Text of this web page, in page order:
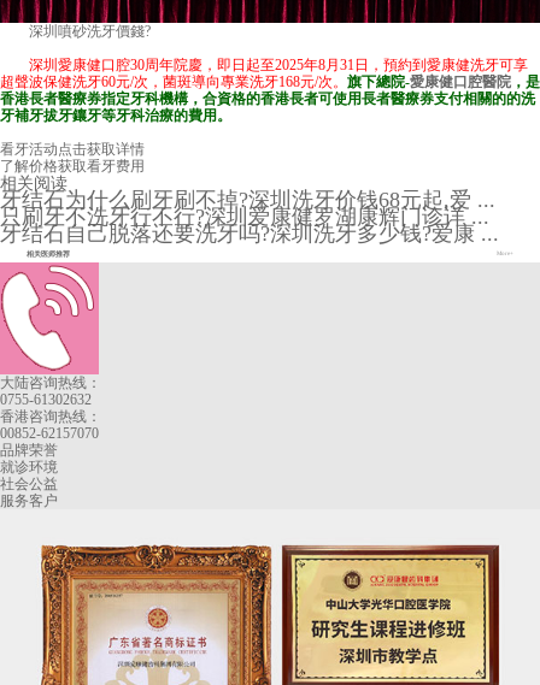
深圳噴砂洗牙價錢?
深圳愛康健口腔30周年院慶，即日起至2025年8月31日，預約到愛康健洗牙可享
超聲波保健洗牙60元/次，菌斑導向專業洗牙168元/次。 旗下總院-愛康健口腔醫院 ，是
香港長者醫療券指定牙科機構，合資格的香港長者可使用長者醫療券支付相關的的洗
牙補牙拔牙鑲牙等牙科治療的費用。
看牙活动点击获取详情
了解价格获取看牙费用
相关阅读
牙结石为什么刷牙刷不掉?深圳洗牙价钱68元起,爱 ...
只刷牙不洗牙行不行?深圳爱康健罗湖康辉门诊详 ...
牙结石自己脱落还要洗牙吗?深圳洗牙多少钱?爱康 ...
相关医师推荐 More+
大陆咨询热线：
0755-61302632
香港咨询热线：
00852-62157070
品牌荣誉
就诊环境
社会公益
服务客户